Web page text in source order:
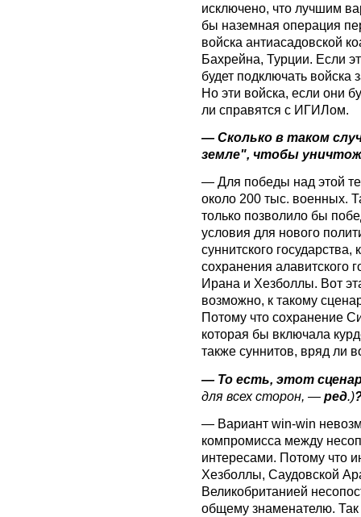
исключено, что лучшим
бы наземная операция
войска антиасадовской
Бахрейна, Турции. Если
будет подключать войска
Но эти войска, если они
ли справятся с ИГИЛом.
— Сколько в таком
земле", чтобы
— Для победы над этой
около 200 тыс. военных.
только позволило бы
условия для нового
суннитского
сохранения алавитского
Ирана и Хезболлы. Вот
возможно, к такому
Потому что сохранение
которая бы включала
также суннитов, вряд ли
— То есть, этот
для всех сторон, — ред.)
— Вариант win-win
компромисса между
интересами. Потому что
Хезболлы, Саудовской
Великобританией
общему знаменателю. Так